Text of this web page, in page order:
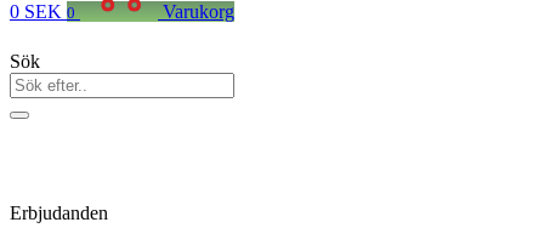
0 SEK 0 Varukorg
Sök
Erbjudanden